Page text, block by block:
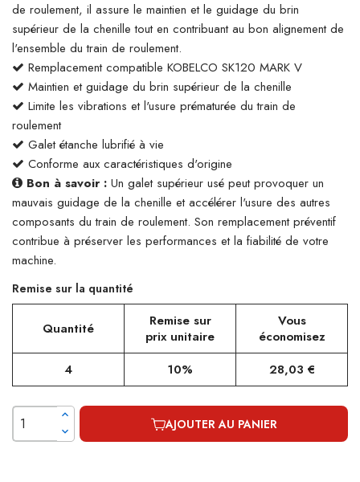
de roulement, il assure le maintien et le guidage du brin
supérieur de la chenille tout en contribuant au bon alignement de
l'ensemble du train de roulement.
Remplacement compatible KOBELCO SK120 MARK V
Maintien et guidage du brin supérieur de la chenille
Limite les vibrations et l'usure prématurée du train de
roulement
Galet étanche lubrifié à vie
Conforme aux caractéristiques d'origine
Bon à savoir : Un galet supérieur usé peut provoquer un
mauvais guidage de la chenille et accélérer l'usure des autres
composants du train de roulement. Son remplacement préventif
contribue à préserver les performances et la fiabilité de votre
machine.
Remise sur la quantité
Quantité
Remise sur
prix unitaire
Vous
économisez
4
10% 28,03 €
AJOUTER AU PANIER